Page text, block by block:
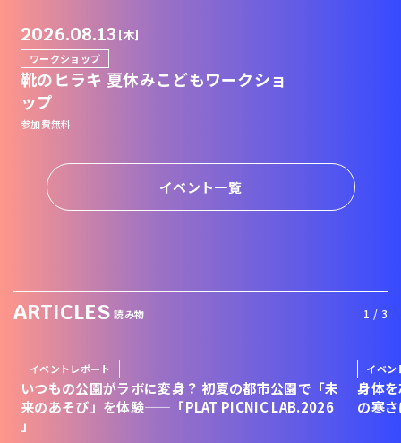
2026.08.13 [木]
ワークショップ
靴のヒラキ 夏休みこどもワークショ
ップ
参加費無料
イベント一覧
ARTICLES 読み物 1 / 3
イベントレポート
いつもの公園がラボに変身？ 初夏の都市公園で「未
来のあそび」を体験——「PLAT PICNIC LAB.2026
」
イベン
身体
の寒